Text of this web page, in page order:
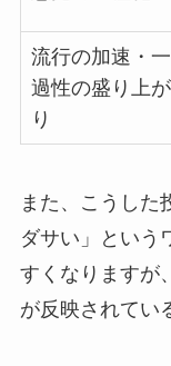
流行の加速・一
過性の盛り上が
り
また、こうした
ダサい」という
すくなりますが
が反映されてい